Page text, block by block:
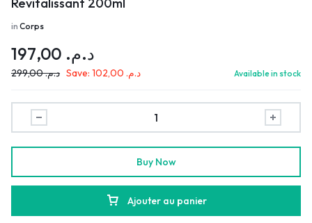
Revitalissant 200ml
in Corps
د.م.
د.م.299,00 Save: د.م. Available in stock
Ajouter au panier
Buy Now